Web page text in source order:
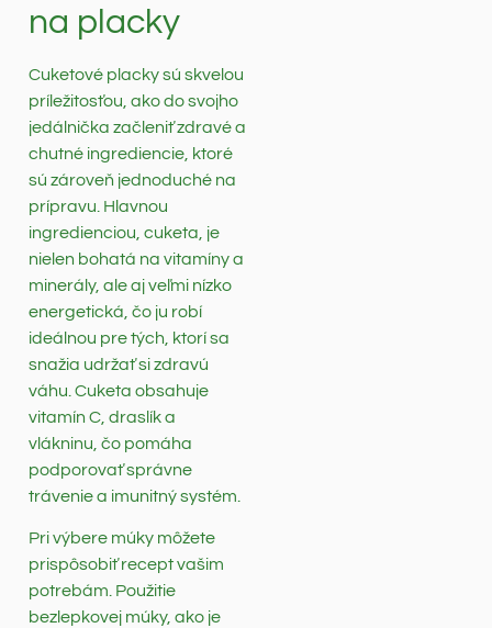
na placky
Cuketové placky sú skvelou
príležitosťou, ako do svojho
jedálnička začleniť zdravé a
chutné ingrediencie, ktoré
sú zároveň jednoduché na
prípravu. Hlavnou
ingredienciou, cuketa, je
nielen bohatá na vitamíny a
minerály, ale aj veľmi nízko
energetická, čo ju robí
ideálnou pre tých, ktorí sa
snažia udržať si zdravú
váhu. Cuketa obsahuje
vitamín C, draslík a
vlákninu, čo pomáha
podporovať správne
trávenie a imunitný systém.
Pri výbere múky môžete
prispôsobiť recept vašim
potrebám. Použitie
bezlepkovej múky, ako je